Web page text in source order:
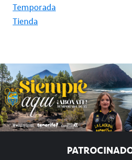
Temporada
Tienda